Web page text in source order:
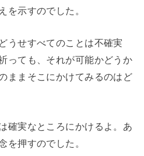
を示すのでした。
うせすべてのことは不確実
っても、それが可能かどうか
ままそこにかけてみるのはど
確実なところにかけるよ。あ
を押すのでした。